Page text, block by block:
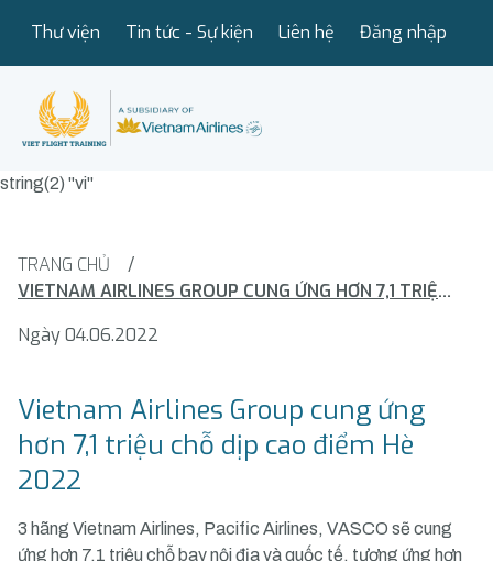
Thư viện Tin tức - Sự kiện Liên hệ Đăng nhập
string(2) "vi"
TRANG CHỦ
/
VIETNAM AIRLINES GROUP CUNG ỨNG HƠN 7,1 TRIỆU CHỖ DỊP CAO ĐIỂM HÈ 2022
Ngày 04.06.2022
Vietnam Airlines Group cung ứng
hơn 7,1 triệu chỗ dịp cao điểm Hè
2022
3 hãng Vietnam Airlines, Pacific Airlines, VASCO sẽ cung
ứng hơn 7,1 triệu chỗ bay nội địa và quốc tế, tương ứng hơn